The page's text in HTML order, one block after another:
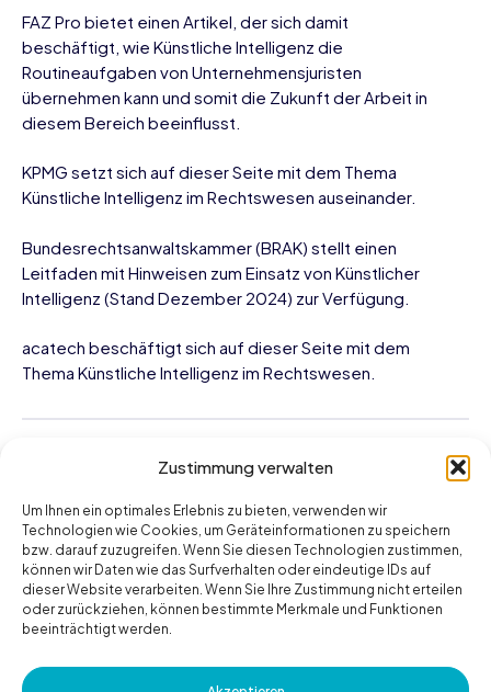
Zustimmung verwalten
Um Ihnen ein optimales Erlebnis zu bieten, verwenden wir
Technologien wie Cookies, um Geräteinformationen zu speichern
bzw. darauf zuzugreifen. Wenn Sie diesen Technologien zustimmen,
können wir Daten wie das Surfverhalten oder eindeutige IDs auf
dieser Website verarbeiten. Wenn Sie Ihre Zustimmung nicht erteilen
oder zurückziehen, können bestimmte Merkmale und Funktionen
beeinträchtigt werden.
FAZ Pro bietet einen Artikel, der sich damit
beschäftigt, wie Künstliche Intelligenz die
Routineaufgaben von Unternehmensjuristen
übernehmen kann und somit die Zukunft der Arbeit in
diesem Bereich beeinflusst.
KPMG setzt sich auf dieser Seite mit dem Thema
Künstliche Intelligenz im Rechtswesen auseinander.
Bundesrechtsanwaltskammer (BRAK) stellt einen
Leitfaden mit Hinweisen zum Einsatz von Künstlicher
Intelligenz (Stand Dezember 2024) zur Verfügung.
acatech beschäftigt sich auf dieser Seite mit dem
Thema Künstliche Intelligenz im Rechtswesen.
KI Vertragsprüfung
Beitragsnavigation
PREVIOUS
Chain-of-Thought KI: Komplexe
Prozesse ohne Code steuern und
automatisieren
Autonome Agenten im B2B-Einsatz: